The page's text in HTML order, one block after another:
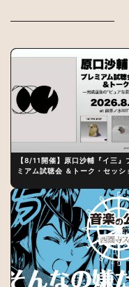
【8/11開催】原口沙輔『イ三』
ミアム試聴会 ＆トーク・セッシ
制作秘話